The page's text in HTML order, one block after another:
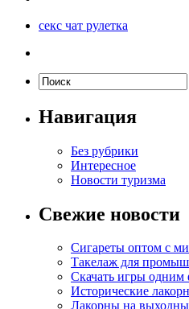
секс чат рулетка
Навигация
Без рубрики
Интересное
Новости туризма
Свежие новости
Сигареты оптом с
Такелаж для
Скачать игры одним
Исторические
Лакорны на